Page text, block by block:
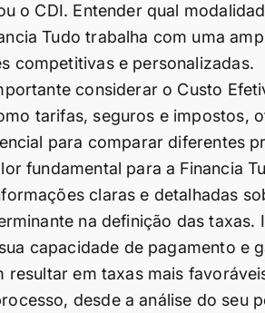
o CDI. Entender qual
Tudo trabalha com uma
competitivas e personalizadas.
considerar o Custo
tarifas, seguros e impostos,
para comparar diferentes
fundamental para a Financia
claras e detalhadas
na definição das taxas.
capacidade de pagamento e
em taxas mais
desde a análise do seu